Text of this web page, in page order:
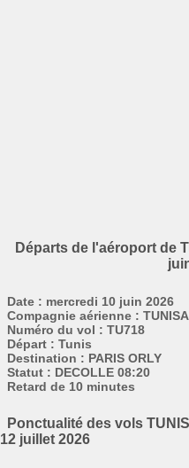
Départs de l'aéroport de
Date : mercredi 10 juin 2026
Compagnie aérienne :
Numéro du vol : TU718
Départ : Tunis
Destination : PARIS ORLY
Statut : DECOLLE 08:20
Retard de 10 minutes
Ponctualité des vols
12 juillet 2026